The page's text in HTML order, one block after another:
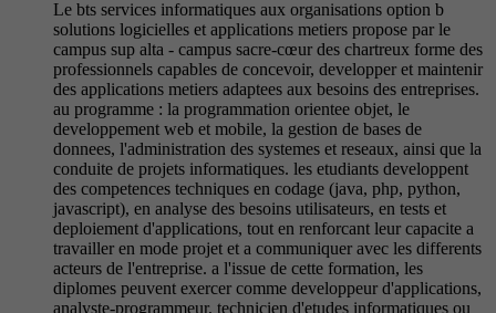
Le bts services informatiques aux organisations option b
solutions logicielles et applications metiers propose par le
campus sup alta - campus sacre-cœur des chartreux forme des
professionnels capables de concevoir, developper et maintenir
des applications metiers adaptees aux besoins des entreprises.
au programme : la programmation orientee objet, le
developpement web et mobile, la gestion de bases de
donnees, l'administration des systemes et reseaux, ainsi que la
conduite de projets informatiques. les etudiants developpent
des competences techniques en codage (java, php, python,
javascript), en analyse des besoins utilisateurs, en tests et
deploiement d'applications, tout en renforcant leur capacite a
travailler en mode projet et a communiquer avec les differents
acteurs de l'entreprise. a l'issue de cette formation, les
diplomes peuvent exercer comme developpeur d'applications,
analyste-programmeur, technicien d'etudes informatiques ou